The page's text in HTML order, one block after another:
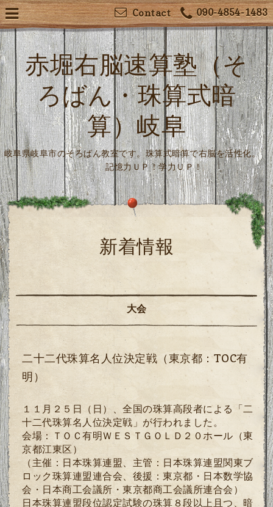
090-4854-1483
Contact
赤堀右脳速算塾（そ
ろばん・珠算式暗
算）岐阜
岐阜県岐阜市のそろばん教室です。珠算式暗算で右脳を活性化。
記憶力ＵＰ！学力ＵＰ！
新着情報
大会
二十二代珠算名人位決定戦（東京都：TOC有
明）
１１月２５日（日）、全国の珠算高段者による「二
十二代珠算名人位決定戦」が行われました。
会場：ＴＯＣ有明ＷＥＳＴＧＯＬＤ２０ホール（東
京都江東区）
（主催：日本珠算連盟、主管：日本珠算連盟関東ブ
ロック珠算連盟連合会、後援：東京都・日本数学協
会・日本商工会議所・東京都商工会議所連合会）
日本珠算連盟段位認定試験の珠算８段以上且つ、暗